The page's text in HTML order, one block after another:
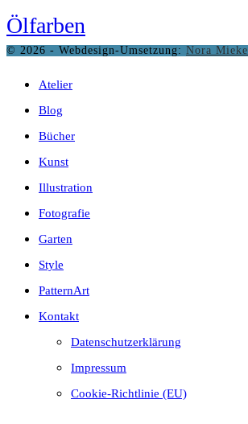
Ölfarben
© 2026 - Webdesign-Umsetzung: Nora Mieke
Atelier
Blog
Bücher
Kunst
Illustration
Fotografie
Garten
Style
PatternArt
Kontakt
Datenschutzerklärung
Impressum
Cookie-Richtlinie (EU)